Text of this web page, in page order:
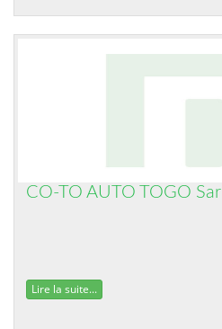
CO-TO AUTO TOGO Sarl
Lire la suite...